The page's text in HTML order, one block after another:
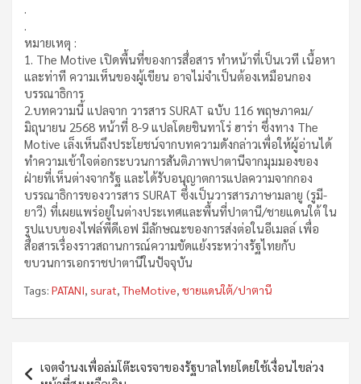
หมายเหตุ :
1. The Motive เปิดพื้นที่ของการสื่อสาร ทำหน้าที่เป็นเวที เนื้อหา
และท่าที ความเห็นของผู้เขียน อาจไม่จำเป็นต้องเหมือนกอง
บรรณาธิการ
2.บทความนี้ แปลจาก วารสาร SURAT ฉบับ 116 พฤษภาคม/
มิถุนายน 2568 หน้าที่ 8-9 แปลโดยชินทาโร่ ฮาร่า ซึ่งทาง The
Motive เล็งเห็นถึงประโยชน์จากบทความดังกล่าวเพื่อให้ผู้อ่านได้
ทำความเข้าใจต่อกระบวนการสันติภาพปาตานีจากมุมมองของ
ฝ่ายที่เห็นต่างจากรัฐ และได้รับอนุญาตการแปลความจากกอง
บรรณาธิการของวารสาร SURAT ซึ่งเป็นวารสารภาษามลายู (รูมี-
ยาวี) ที่เผยแพร่อยู่ในต่างประเทศและพื้นที่ปาตานี/ชายแดนใต้ ใน
รูปแบบของไฟล์พีดีเอฟ มีลักษณะของการส่งต่อในอีเมลล์ เพื่อ
สื่อสารเรื่องราวสถานการณ์ความขัดแย้งระหว่างรัฐไทยกับ
ขบวนการเอกราชปาตานีในปัจจุบัน
Tags: PATANI surat ,TheMotive ชายแดนใต้/ปาตานี
เจตจำนงเพื่อล่มโต๊ะเจรจาของรัฐบาลไทยโดยใช้เงื่อนไขล่วง